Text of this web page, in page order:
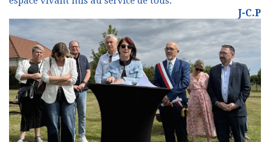
J-C.P